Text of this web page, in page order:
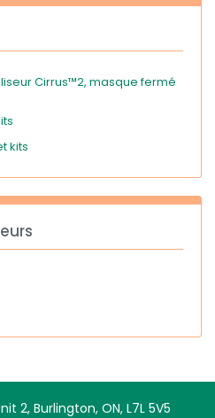
Cirrus™2, masque fermé
kits
2, Burlington, ON, L7L 5V5